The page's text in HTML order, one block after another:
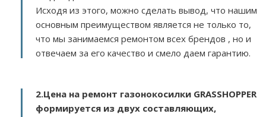
Исходя из этого, можно сделать вывод, что нашим
основным преимуществом является не только то,
что мы занимаемся ремонтом всех брендов , но и
отвечаем за его качество и смело даем гарантию.
2.Цена на ремонт газонокосилки GRASSHOPPER
формируется из двух составляющих,